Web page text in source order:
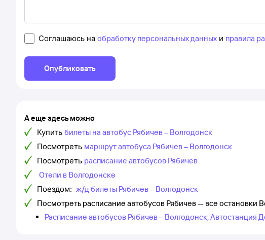
Соглашаюсь на обработку персональных данных и правила
Опубликовать
А еще здесь можно
Купить билеты на автобус Рябичев – Волгодонск
Посмотреть маршрут автобуса Рябичев – Волгодонск
Посмотреть расписание автобусов Рябичев
Отели в Волгодонске
Поездом: ж/д билеты Рябичев – Волгодонск
Посмотреть расписание автобусов Рябичев — все остановки
Расписание автобусов Рябичев – Волгодонск, Автостанция